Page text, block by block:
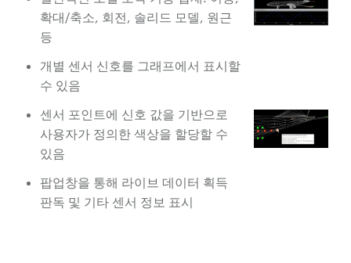
확대/축소, 회전, 솔리드 모델, 원근
등
개별 센서 신호를 그래프에서 표시할
수 있음
센서 포인트에 신호 값을 기반으로
사용자가 정의한 색상을 할당할 수
있음
팝업창을 통해 라이브 데이터 획득
판독 및 기타 센서 정보 표시